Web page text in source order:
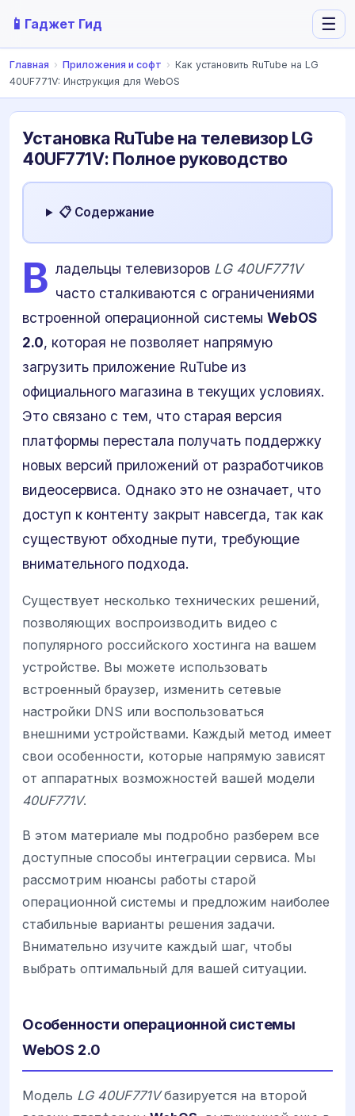
📱 Гаджет Гид ☰
Главная › Приложения и софт › Как установить RuTube на LG
40UF771V: Инструкция для WebOS
Установка RuTube на телевизор LG
40UF771V: Полное руководство
📋 Содержание
В ладельцы телевизоров LG 40UF771V
часто сталкиваются с ограничениями
встроенной операционной системы WebOS
2.0, которая не позволяет напрямую
загрузить приложение RuTube из
официального магазина в текущих условиях.
Это связано с тем, что старая версия
платформы перестала получать поддержку
новых версий приложений от разработчиков
видеосервиса. Однако это не означает, что
доступ к контенту закрыт навсегда, так как
существуют обходные пути, требующие
внимательного подхода.
Существует несколько технических решений,
позволяющих воспроизводить видео с
популярного российского хостинга на вашем
устройстве. Вы можете использовать
встроенный браузер, изменить сетевые
настройки DNS или воспользоваться
внешними устройствами. Каждый метод имеет
свои особенности, которые напрямую зависят
от аппаратных возможностей вашей модели
40UF771V.
В этом материале мы подробно разберем все
доступные способы интеграции сервиса. Мы
рассмотрим нюансы работы старой
операционной системы и предложим наиболее
стабильные варианты решения задачи.
Внимательно изучите каждый шаг, чтобы
выбрать оптимальный для вашей ситуации.
Особенности операционной системы
WebOS 2.0
Модель LG 40UF771Vбазируется на второй